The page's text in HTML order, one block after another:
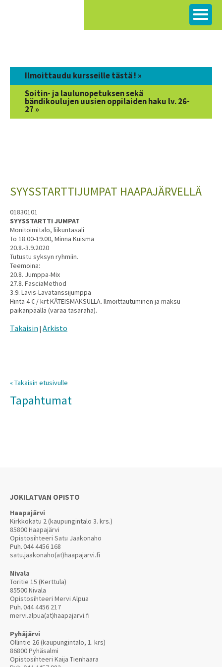
Ilmoittaudu kursseille tästä ! »
Soitin- ja laulunopetuksen sekä
bändikoulujen uusien oppilaiden haku lv. 26-
27 »
SYYSSTARTTIJUMPAT HAAPAJÄRVELLÄ
01830101
SYYSSTARTTI JUMPAT
Monitoimitalo, liikuntasali
To 18.00-19.00, Minna Kuisma
20.8.-3.9.2020
Tutustu syksyn ryhmiin.
Teemoina:
20.8. Jumppa-Mix
27.8. FasciaMethod
3.9. Lavis-Lavatanssijumppa
Hinta 4 € / krt KÄTEISMAKSULLA. Ilmoittautuminen ja maksu
paikanpäällä (varaa tasaraha).
Takaisin | Arkisto
« Takaisin etusivulle
Tapahtumat
JOKILATVAN OPISTO
Haapajärvi
Kirkkokatu 2 (kaupungintalo 3. krs.)
85800 Haapajärvi
Opistosihteeri Satu Jaakonaho
Puh.044 4456 168
satu.jaakonaho(at)haapajarvi.fi
Nivala
Toritie 15 (Kerttula)
85500 Nivala
Opistosihteeri Mervi Alpua
Puh.044 4456 217
mervi.alpua(at)haapajarvi.fi
Pyhäjärvi
Ollintie 26 (kaupungintalo, 1. krs)
86800 Pyhäsalmi
Opistosihteeri Kaija Tienhaara